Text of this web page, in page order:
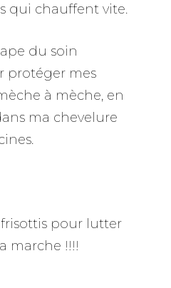
qui chauffent vite.
du soin
protéger mes
à mèche, en
ma chevelure
pour lutter
marche !!!!